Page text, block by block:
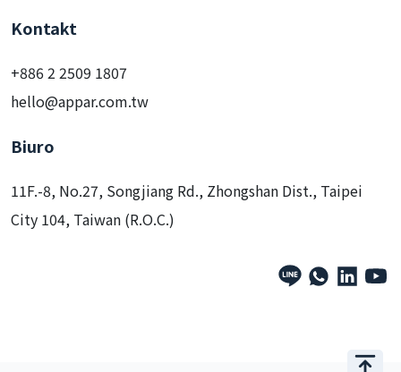
Kontakt
+886 2 2509 1807
hello@appar.com.tw
Biuro
11F.-8, No.27, Songjiang Rd., Zhongshan Dist., Taipei
City 104, Taiwan (R.O.C.)